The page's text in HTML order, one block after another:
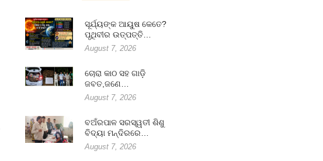
ସୂର୍ଯ୍ୟଙ୍କ ଆୟୁଷ କେତେ?
ପୃଥିବୀର ଉତ୍ପତ୍ତି…
August 7, 2026
ଚୋରା କାଠ ସହ ଗାଡ଼ି
ଜବତ,ଜଣେ…
August 7, 2026
ବଅଁରପାଳ ସରସ୍ୱତୀ ଶିଶୁ
ବିଦ୍ୟା ମନ୍ଦିରରେ…
August 7, 2026